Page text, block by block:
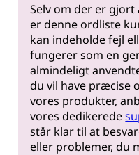
Selv om der er
er denne ordliste
kan indeholde fejl
fungerer som en
almindeligt
du vil have præcise
vores produkter,
vores dedikerede
står klar til at
eller problemer, du